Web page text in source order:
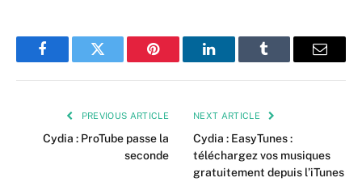
FacebookTwitter Pinterest LinkedInTumblr Email
PREVIOUS ARTICLE
Cydia : ProTube passe la
seconde
NEXT ARTICLE
Cydia : EasyTunes :
téléchargez vos musiques
gratuitement depuis l’iTunes